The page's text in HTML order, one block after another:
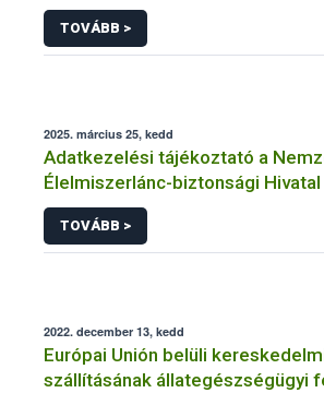
TOVÁBB >
2025. március 25, kedd
Adatkezelési tájékoztató a
Élelmiszerlánc-biztonsági
tevékenységéhez kapcsolódó
TOVÁBB >
2022. december 13, kedd
Európai Unión belüli
szállításának állategészségügyi